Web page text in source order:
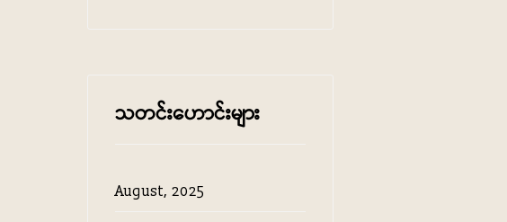
သတင်း‌ဟောင်းများ
August, 2025